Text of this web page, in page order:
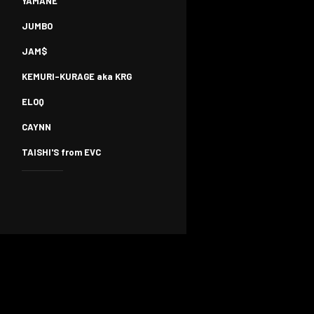
JUMBO
JAM$
KEMURI-KURAGE aka KRG
ELOQ
CAYNN
TAISHI'S from EVC